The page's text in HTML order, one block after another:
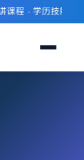
课程 · 学历技能双